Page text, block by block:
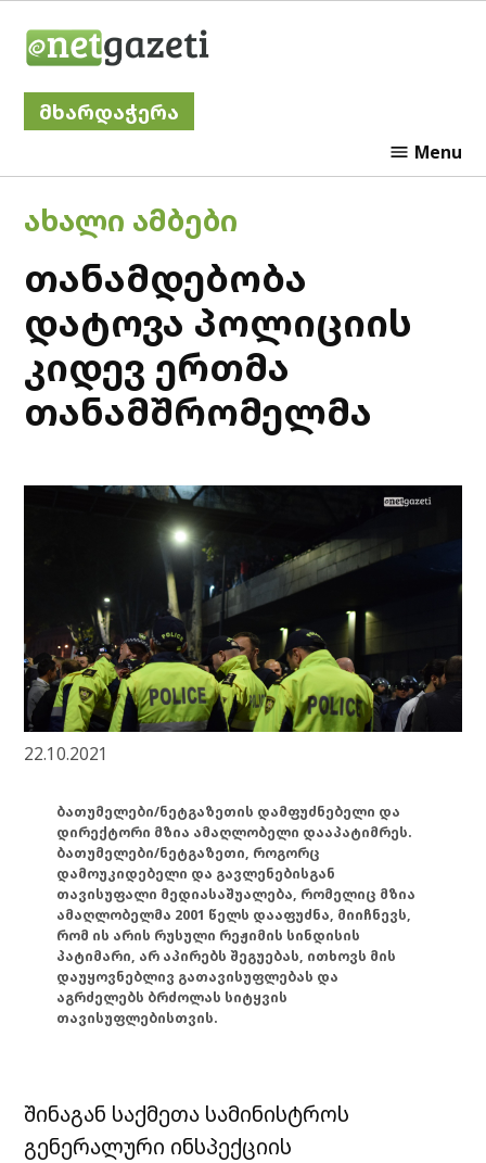
მხარდაჭერა
Menu
POSTED
ᲐᲮᲐᲚᲘ ᲐᲛᲑᲔᲑᲘ
თანამდებობა
დატოვა პოლიციის
კიდევ ერთმა
თანამშრომელმა
22.10.2021
ბათუმელები/ნეტგაზეთის დამფუძნებელი და
დირექტორი მზია ამაღლობელი დააპატიმრეს.
ბათუმელები/ნეტგაზეთი, როგორც
დამოუკიდებელი და გავლენებისგან
თავისუფალი მედიასაშუალება, რომელიც მზია
ამაღლობელმა 2001 წელს დააფუძნა, მიიჩნევს,
რომ ის არის რუსული რეჟიმის სინდისის
პატიმარი, არ აპირებს შეგუებას, ითხოვს მის
დაუყოვნებლივ გათავისუფლებას და
აგრძელებს ბრძოლას სიტყვის
თავისუფლებისთვის.
შინაგან საქმეთა სამინისტროს
გენერალური ინსპექციის